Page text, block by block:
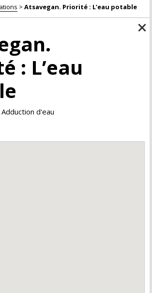
> Atsavegan. Priorité : L’eau potable
: L’eau
Adduction d'eau